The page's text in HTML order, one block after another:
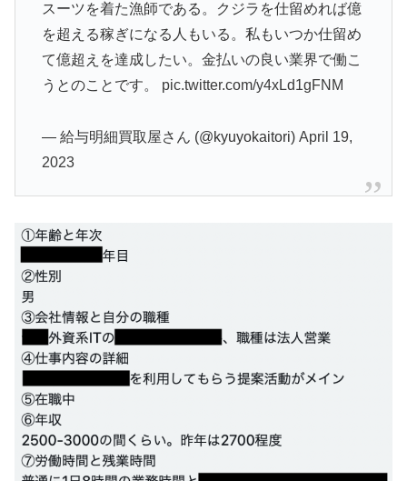
スーツを着た漁師である。クジラを仕留めれば億
を超える稼ぎになる人もいる。私もいつか仕留め
て億超えを達成したい。金払いの良い業界で働こ
うとのことです。 pic.twitter.com/y4xLd1gFNM
— 給与明細買取屋さん (@kyuyokaitori) April 19,
2023